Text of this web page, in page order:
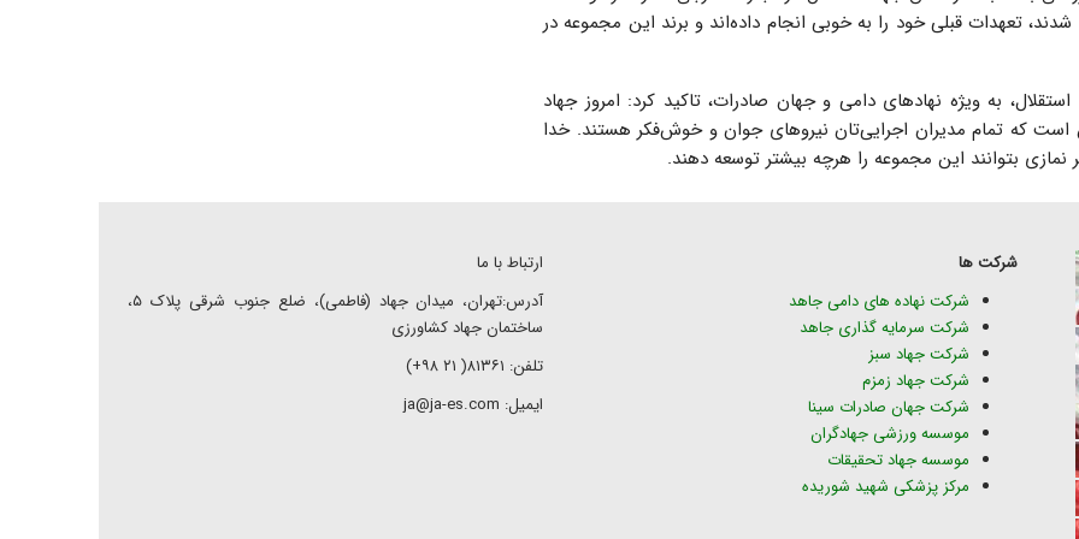
تعهدات قبلی خود را به خوبی انجام داده‌اند و برند این مجموعه در
به ویژه نهادهای دامی و جهان صادرات، تاکید کرد: امروز جهاد
که تمام مدیران اجرایی‌تان نیروهای جوان و خوش‌فکر هستند. خدا
نمازی بتوانند این مجموعه را هرچه بیشتر توسعه دهند.
شرکت ها
شرکت نهاده های دامی جاهد
شرکت سرمایه گذاری جاهد
شرکت جهاد سبز
شرکت جهاد زمزم
شرکت جهان صادرات سینا
موسسه ورزشی جهادگران
موسسه جهاد تحقیقات
مرکز پزشکی شهید شوریده
ارتباط با ما
آدرس:تهران، میدان جهاد (فاطمی)، ضلع جنوب شرقی پلاک ۵،
ساختمان جهاد کشاورزی
تلفن: ۸۱۳۶۱( ۲۱ ۹۸+)
ایمیل: ja@ja-es.com